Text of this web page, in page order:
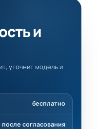
и
уточнит модель и
бесплатно
после согласования